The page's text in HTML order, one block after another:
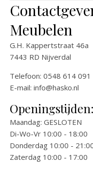
Meubelen
G.H. Kappertstraat 46a
7443 RD Nijverdal
Telefoon: 0548 614 091
E-mail: info@hasko.nl
Openingstijden:
Maandag: GESLOTEN
Di-Wo-Vr 10:00 - 18:00
Donderdag 10:00 -
Zaterdag 10:00 - 17:00